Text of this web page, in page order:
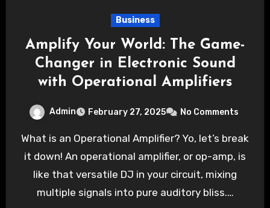
Business
Amplify Your World: The Game-
Changer in Electronic Sound
with Operational Amplifiers
Admin February 27, 2025 No Comments
What is an Operational Amplifier? Yo, let’s break
it down! An operational amplifier, or op-amp, is
like that versatile DJ in your circuit, mixing
multiple signals into pure auditory bliss.…